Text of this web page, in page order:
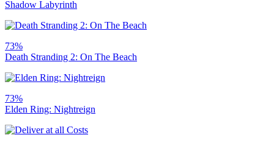
Shadow Labyrinth
73%
Death Stranding 2: On The Beach
73%
Elden Ring: Nightreign